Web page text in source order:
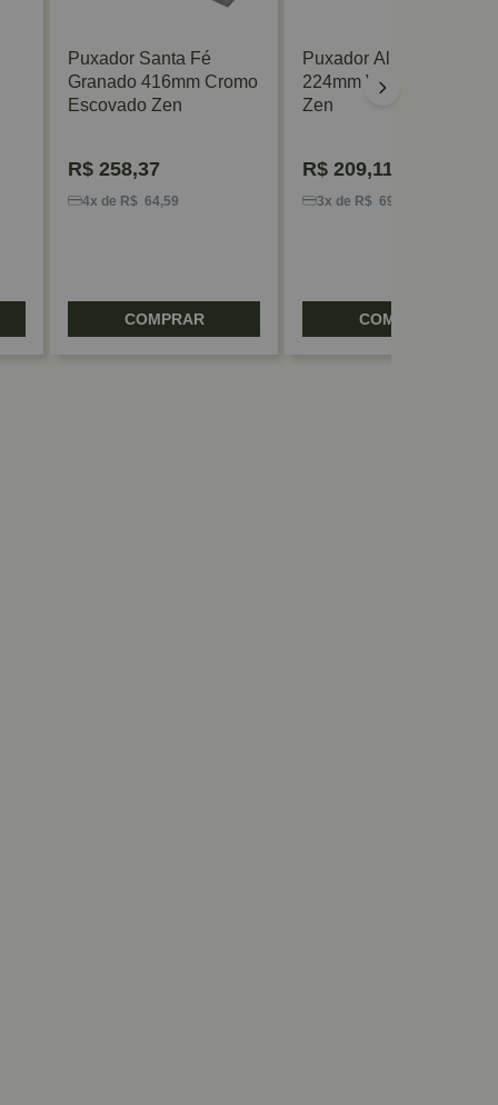
Puxador Santa Fé
Granado 416mm Cromo
Escovado Zen
R$ 258,37
4x de R$ 64,59
COMPRAR
Puxador Allen Liso
224mm Vecchio Metallo
Zen
R$ 209,11
3x de R$ 69,70
COMPRAR